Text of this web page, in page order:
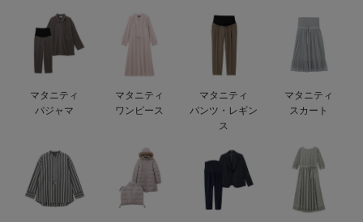
ベビー帽子（新生児・乳児）
新生児スリーパー・ベビーパジャマ
ベビーシューズ・ファーストシューズ・ベビー靴下
ベビー 小物
赤ちゃん 洗剤・洗濯用品・お掃除
赤ちゃん お風呂・ベビースキンケア
おむつ関連グッズ
快適機能ウェア特集 トップス
快適機能ウェア特集 ボトムス
快適機能ウェア特集 パジャマ
安心の日本製。先輩ママが買ってよかった！本当に必要な出産準備品
ハレの日に着るANGELIEBEのセレモニー
何枚あっても嬉しい
長く使えるアイテム
お部屋映えアイテム
マタニティ
パジャマ
マタニティ
ワンピース
マタニティ
パンツ・レギン
ス
マタニティ
スカート